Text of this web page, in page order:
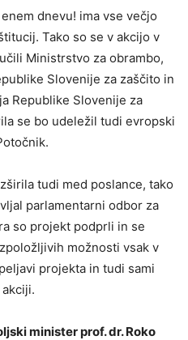
dnevu! ima vse večjo
Tako so se v akcijo v
Ministrstvo za obrambo,
Slovenije za zaščito in
Republike Slovenije za
se bo udeležil tudi evropski
tudi med poslance, tako
parlamentarni odbor za
so projekt podprli in se
možnosti vsak v
projekta in tudi sami
minister prof. dr. Roko